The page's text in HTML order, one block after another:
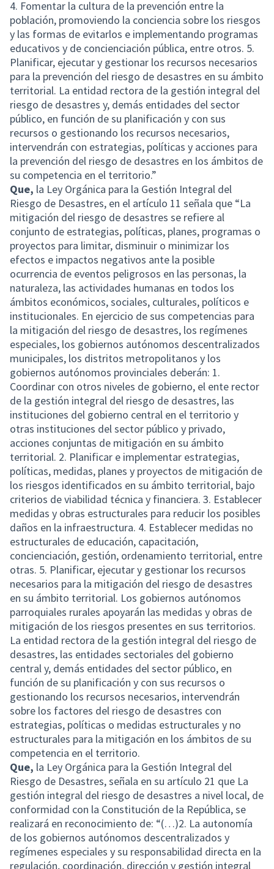
4. Fomentar la cultura de la prevención entre la
población, promoviendo la conciencia sobre los riesgos
y las formas de evitarlos e implementando programas
educativos y de concienciación pública, entre otros. 5.
Planificar, ejecutar y gestionar los recursos necesarios
para la prevención del riesgo de desastres en su ámbito
territorial. La entidad rectora de la gestión integral del
riesgo de desastres y, demás entidades del sector
público, en función de su planificación y con sus
recursos o gestionando los recursos necesarios,
intervendrán con estrategias, políticas y acciones para
la prevención del riesgo de desastres en los ámbitos de
su competencia en el territorio.”
Que, la Ley Orgánica para la Gestión Integral del
Riesgo de Desastres, en el artículo 11 señala que “La
mitigación del riesgo de desastres se refiere al
conjunto de estrategias, políticas, planes, programas o
proyectos para limitar, disminuir o minimizar los
efectos e impactos negativos ante la posible
ocurrencia de eventos peligrosos en las personas, la
naturaleza, las actividades humanas en todos los
ámbitos económicos, sociales, culturales, políticos e
institucionales. En ejercicio de sus competencias para
la mitigación del riesgo de desastres, los regímenes
especiales, los gobiernos autónomos descentralizados
municipales, los distritos metropolitanos y los
gobiernos autónomos provinciales deberán: 1.
Coordinar con otros niveles de gobierno, el ente rector
de la gestión integral del riesgo de desastres, las
instituciones del gobierno central en el territorio y
otras instituciones del sector público y privado,
acciones conjuntas de mitigación en su ámbito
territorial. 2. Planificar e implementar estrategias,
políticas, medidas, planes y proyectos de mitigación de
los riesgos identificados en su ámbito territorial, bajo
criterios de viabilidad técnica y financiera. 3. Establecer
medidas y obras estructurales para reducir los posibles
daños en la infraestructura. 4. Establecer medidas no
estructurales de educación, capacitación,
concienciación, gestión, ordenamiento territorial, entre
otras. 5. Planificar, ejecutar y gestionar los recursos
necesarios para la mitigación del riesgo de desastres
en su ámbito territorial. Los gobiernos autónomos
parroquiales rurales apoyarán las medidas y obras de
mitigación de los riesgos presentes en sus territorios.
La entidad rectora de la gestión integral del riesgo de
desastres, las entidades sectoriales del gobierno
central y, demás entidades del sector público, en
función de su planificación y con sus recursos o
gestionando los recursos necesarios, intervendrán
sobre los factores del riesgo de desastres con
estrategias, políticas o medidas estructurales y no
estructurales para la mitigación en los ámbitos de su
competencia en el territorio.
Que, la Ley Orgánica para la Gestión Integral del
Riesgo de Desastres, señala en su artículo 21 que La
gestión integral del riesgo de desastres a nivel local, de
conformidad con la Constitución de la República, se
realizará en reconocimiento de: “(…)2. La autonomía
de los gobiernos autónomos descentralizados y
regímenes especiales y su responsabilidad directa en la
regulación, coordinación, dirección y gestión integral